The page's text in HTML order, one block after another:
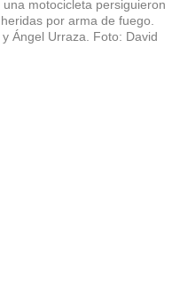
motocicleta persiguieron
por arma de fuego.
Ángel Urraza. Foto: David